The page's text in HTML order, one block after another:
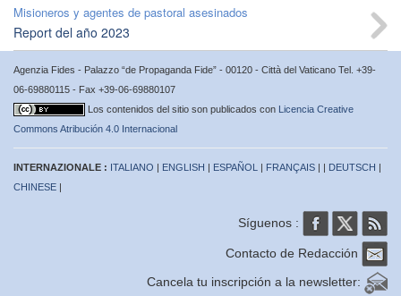
Misioneros y agentes de pastoral asesinados
Report del año 2023
Agenzia Fides - Palazzo “de Propaganda Fide” - 00120 - Città del Vaticano Tel. +39-
06-69880115 - Fax +39-06-69880107
Los contenidos del sitio son publicados con Licencia Creative
Commons Atribución 4.0 Internacional
INTERNAZIONALE : ITALIANO | ENGLISH | ESPAÑOL | FRANÇAIS | | DEUTSCH |
CHINESE |
Síguenos :
Contacto de Redacción
Cancela tu inscripción a la newsletter: